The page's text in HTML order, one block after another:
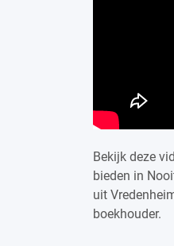
Bekijk deze
bieden in
uit
boekhouder.